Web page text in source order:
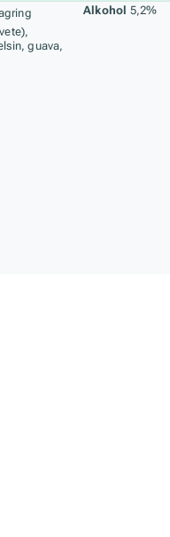
guava,
Alkohol 5,2%